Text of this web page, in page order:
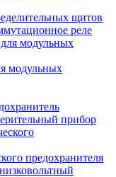
щитов
реле
модульных
прибор
предохранителя